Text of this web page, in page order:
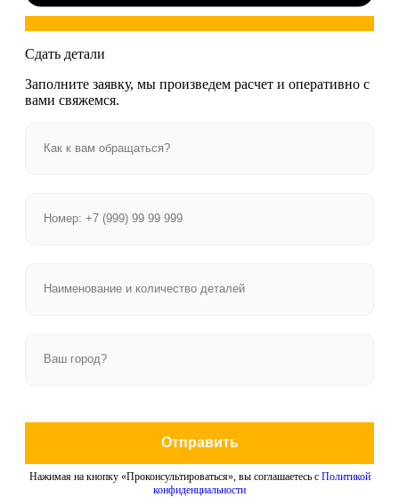
Сдать детали
Заполните заявку, мы произведем расчет и оперативно с
вами свяжемся.
Отправить
Нажимая на кнопку «Проконсультироваться», вы соглашаетесь с Политикой
конфиденциальности